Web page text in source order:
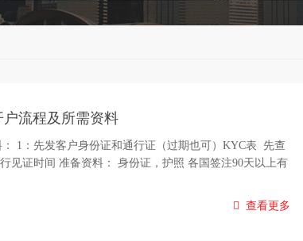
流程及所需资料
1：先发客户身份证和通行证（过期也可）KYC表 先查
见证时间 准备资料： 身份证，护照 各国签注90天以上有
查看更多